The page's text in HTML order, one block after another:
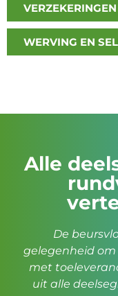
VERZEKERINGEN
WERVING EN
Alle
De
gelegenheid
met
uit alle